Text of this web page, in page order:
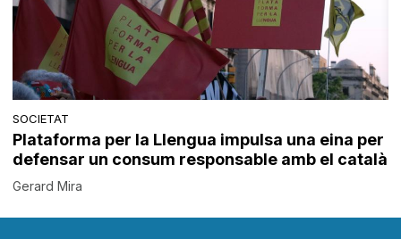
SOCIETAT
Plataforma per la Llengua impulsa una eina per
defensar un consum responsable amb el català
Gerard Mira